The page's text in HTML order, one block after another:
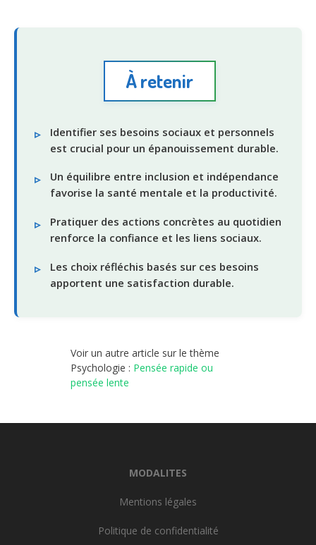
À retenir
Identifier ses besoins sociaux et personnels
est crucial pour un épanouissement durable.
Un équilibre entre inclusion et indépendance
favorise la santé mentale et la productivité.
Pratiquer des actions concrètes au quotidien
renforce la confiance et les liens sociaux.
Les choix réfléchis basés sur ces besoins
apportent une satisfaction durable.
Voir un autre article sur le thème
Psychologie : Pensée rapide ou
pensée lente
MODALITES
Mentions légales
Politique de confidentialité